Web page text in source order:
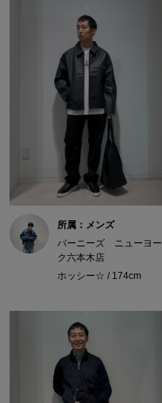
所属：メンズ
バーニーズ ニューヨー
ク六本木店
ホッシー☆ / 174cm